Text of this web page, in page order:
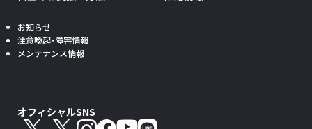
お知らせ
注意喚起・障害情報
メンテナンス情報
オフィシャルSNS